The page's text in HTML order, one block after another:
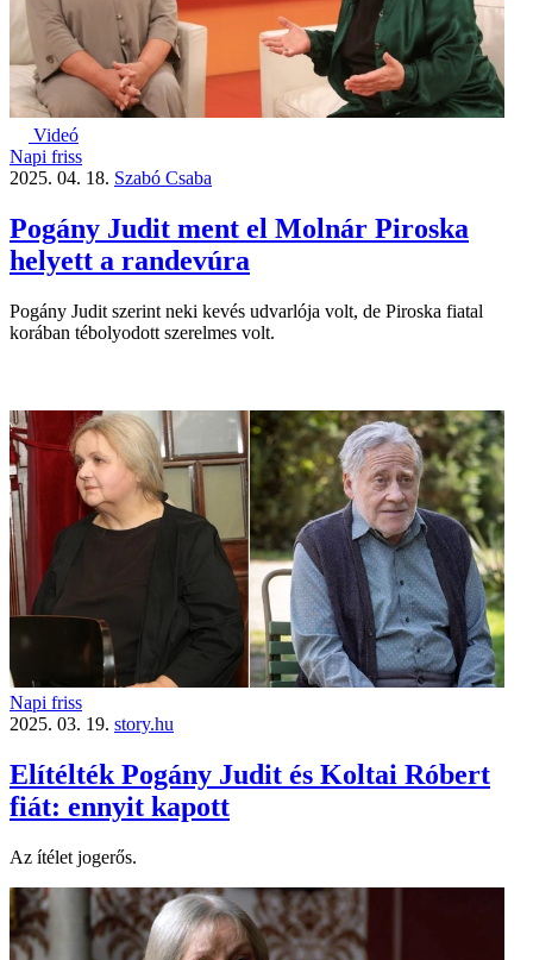
Videó
Napi friss
2025. 04. 18. Szabó Csaba
Pogány Judit ment el Molnár Piroska
helyett a randevúra
Pogány Judit szerint neki kevés udvarlója volt, de Piroska fiatal
korában tébolyodott szerelmes volt.
Napi friss
2025. 03. 19. story.hu
Elítélték Pogány Judit és Koltai Róbert
fiát: ennyit kapott
Az ítélet jogerős.